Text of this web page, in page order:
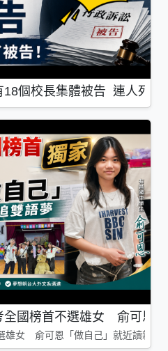
18個校長集體被告 連人死了
全國榜首不選雄女 俞可恩
雄女 俞可恩「做自己」就近讀新莊